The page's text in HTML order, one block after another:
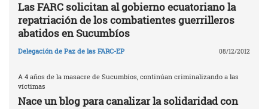
Las FARC solicitan al gobierno ecuatoriano la
repatriación de los combatientes guerrilleros
abatidos en Sucumbíos
Delegación de Paz de las FARC-EP 08/12/2012
A 4 años de la masacre de Sucumbíos, continúan criminalizando a las
víctimas
Nace un blog para canalizar la solidaridad con